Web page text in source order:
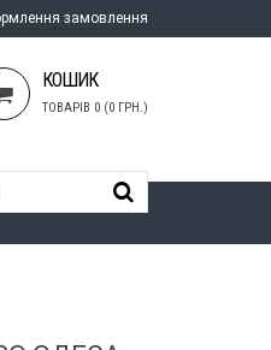
замовлення
КОШИК
ТОВАРІВ 0 (0 ГРН.)